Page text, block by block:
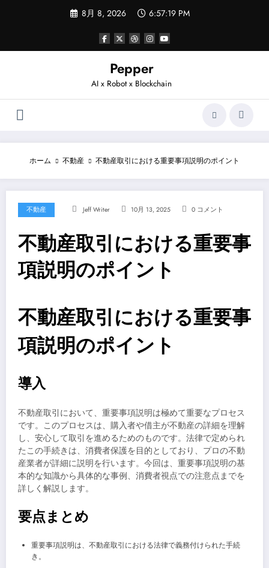
ツ
8月 8, 2026 6:57:19 PM
Pepper
AI x Robot x Blockchain
ホーム 不動産 不動産取引における重要事項説明のポイント
不動産 Jeff Writer 10月 13, 2025 0 コメント
不動産取引における重要事
項説明のポイント
不動産取引における重要事
項説明のポイント
導入
不動産取引において、重要事項説明は極めて重要なプロセス
です。このプロセスは、購入者や借主が不動産の詳細を理解
し、安心して取引を進めるためのものです。法律で定められ
たこの手続きは、消費者保護を目的としており、プロの不動
産業者が詳細に説明を行います。今回は、重要事項説明の基
本的な知識から具体的な事例、消費者視点での注意点までを
詳しく解説します。
要点まとめ
重要事項説明は、不動産取引における法律で義務付けられた手続
き。